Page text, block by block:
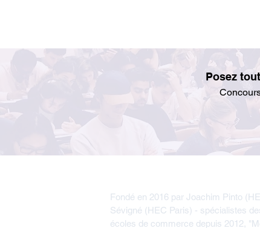
Posez
Fondé en 2016 par Joachim Pinto
Sévigné (HEC Paris) - spécialistes
écoles de commerce depuis 2012,